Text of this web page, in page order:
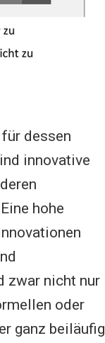
dessen
innovative
hohe
zwar nicht nur
oder
ganz beiläufig